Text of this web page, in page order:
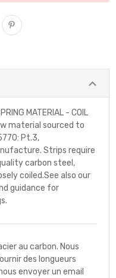
MATERIAL - COIL
material sourced to
Pt.3,
Strips require
carbon steel,
coiled.See also our
guidance for
au carbon. Nous
des longueurs
envoyer un email